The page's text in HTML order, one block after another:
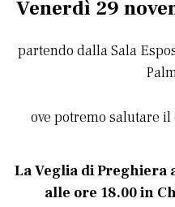
Venerdì 29
partendo dalla Sala
ove potremo salutare il
La Veglia di Preghiera
alle ore 18.00 in